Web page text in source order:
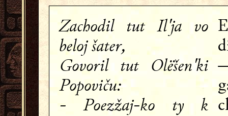
Zachodil tut Il'ja vo
beloj šater,
Govoril tut Olëšen'ki
Popoviču:
- Poezžaj-ko ty k